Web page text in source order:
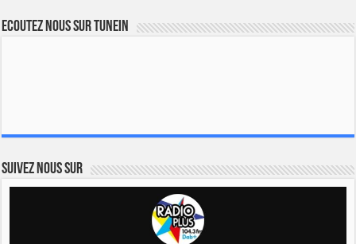
Ecoutez nous sur TuneIn
Suivez nous sur